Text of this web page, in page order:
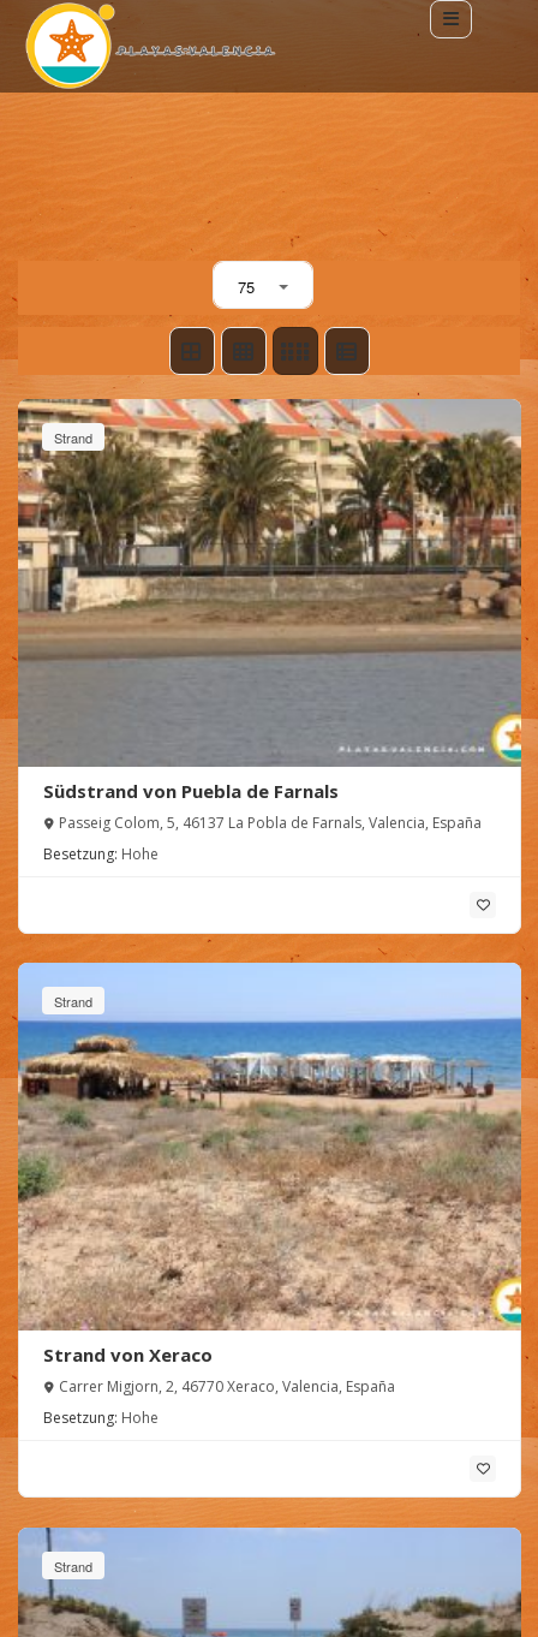
75
Strand
Südstrand von Puebla de Farnals
Passeig Colom, 5, 46137 La Pobla de Farnals, Valencia, España
Besetzung: Hohe
Strand
Strand von Xeraco
Carrer Migjorn, 2, 46770 Xeraco, Valencia, España
Besetzung: Hohe
Strand